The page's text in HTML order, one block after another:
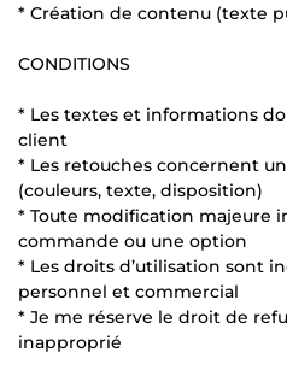
* Création de contenu (texte
CONDITIONS
* Les textes et informations
client
* Les retouches concernent
(couleurs, texte, disposition)
* Toute modification majeure
commande ou une option
* Les droits d’utilisation sont
personnel et commercial
* Je me réserve le droit de
inapproprié